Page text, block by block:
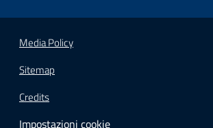
Media Policy
Sitemap
Credits
Impostazioni cookie